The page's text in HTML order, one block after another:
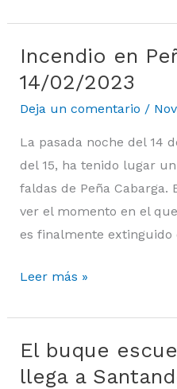
(6/5/2023)
Incendio en
14/02/2023
Deja un comentario /
La pasada noche del 14
del 15, ha tenido lugar
faldas de Peña Cabarga.
ver el momento en el
es finalmente extinguido
Incendio
en
14/02/2023
Leer más »
El buque
llega a
El
buque